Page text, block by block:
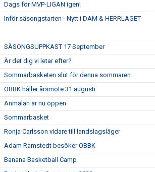
Dags för MVP-LIGAN igen!
Inför säsongstarten - Nytt i DAM & HERRLAGET
SÄSONGSUPPKAST 17 September
Är det dig vi letar efter?
Sommarbasketen slut för denna sommaren
OBBK håller årsmöte 31 augusti
Anmälan är nu öppen
Sommarbasket
Ronja Carlsson vidare till landslagsläger
Adam Ramstedt besöker OBBK
Banana Basketball Camp